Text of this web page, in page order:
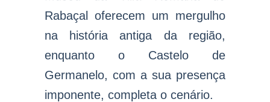
Rabaçal oferecem um mergulho
na história antiga da região,
enquanto o Castelo de
Germanelo, com a sua presença
imponente, completa o cenário.